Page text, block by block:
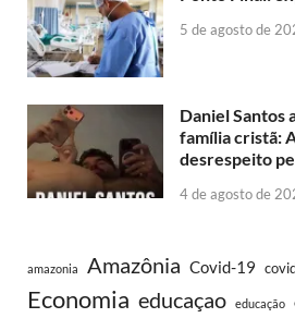
5 de agosto de
Daniel Santos
família cristã:
desrespeito
4 de agosto de
amazonia Amazônia Covid-19
Economia educaçao educação